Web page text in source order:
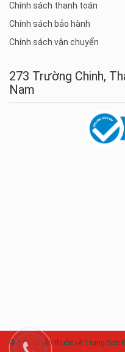
Chính sách thanh toán
Chính sách bảo hành
Chính sách vận chuyển
273 Trường Chinh,
Nam
© Bản quyền thuộc về Trung Sơn